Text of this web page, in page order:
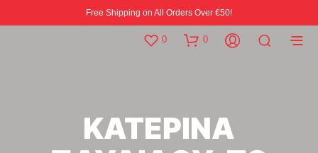
Free Shipping on All Orders Over €50!
0 0
ΚΑΤΕΡΙΝΑ